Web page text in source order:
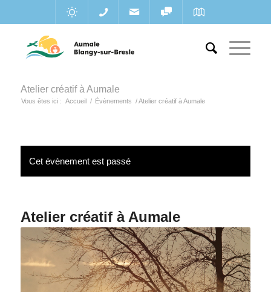
Atelier créatif à Aumale
Vous êtes ici : Accueil / Évènements / Atelier créatif à Aumale
Cet évènement est passé
Atelier créatif à Aumale